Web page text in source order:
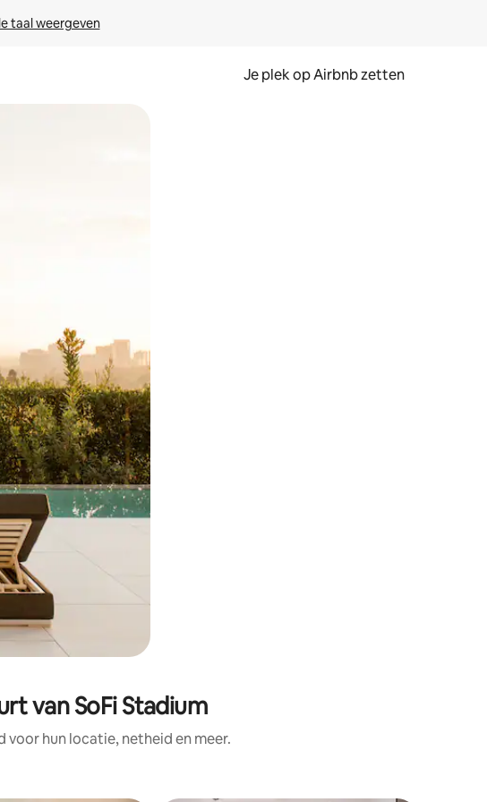
taal weergeven
Je plek op Airbnb zetten
door te tikken of swipen.
van SoFi Stadium
hun locatie, netheid en meer.